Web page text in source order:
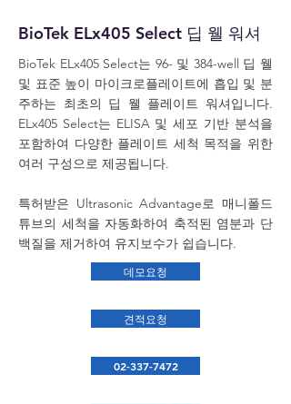
BioTek ELx405 Select 딥 웰 워셔
BioTek ELx405 Select는 96- 및 384-well 딥 웰
및 표준 높이 마이크로플레이트에 흡입 및 분
주하는 최초의 딥 웰 플레이트 워셔입니다.
ELx405 Select는 ELISA 및 세포 기반 분석을
포함하여 다양한 플레이트 세척 목적을 위한
여러 구성으로 제공됩니다.
특허받은 Ultrasonic Advantage로 매니폴드
튜브의 세척을 자동화하여 축적된 염분과 단
백질을 제거하여 유지보수가 쉽습니다.
데모요청
견적요청
02-337-7472